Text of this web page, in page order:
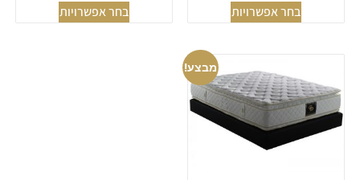
בחר אפשרויות בחר אפשרויות
מבצע!